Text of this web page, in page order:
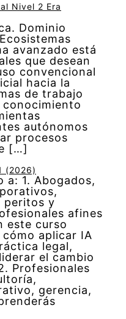
Nivel 2 Era
Dominio
avanzado está
que desean
convencional
hacia la
de trabajo
autónomos
procesos
[…]
(2026)
a: 1. Abogados,
peritos y
afines
este curso
aplicar IA
legal,
el cambio
Profesionales
gerencia,